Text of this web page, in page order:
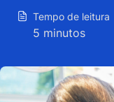
Tempo de leitura
5 minutos